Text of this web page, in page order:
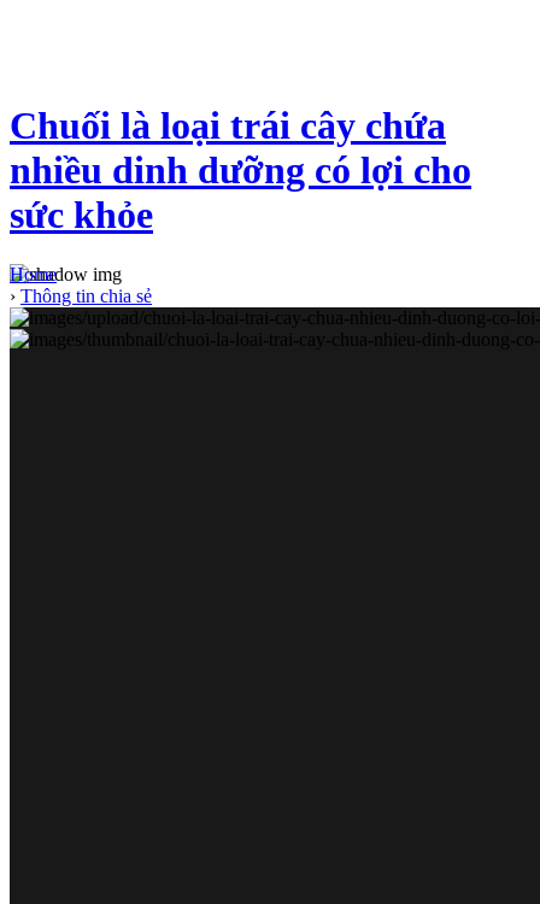
Chuối là loại trái cây chứa
nhiều dinh dưỡng có lợi cho
sức khỏe
Home
› Thông tin chia sẻ